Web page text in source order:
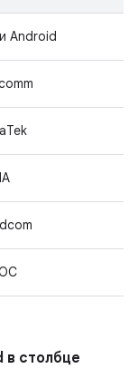
Android
столбце